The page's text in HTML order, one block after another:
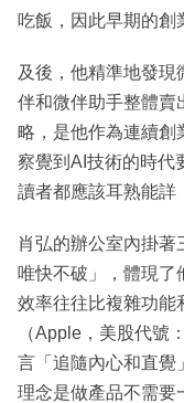
吃飯，因此早期的創
及後，他精準地發現
伴和微伴助手整體賣
略，是他作為連續創
察覺到AI技術的時代
讀者都應該耳熟能詳
肖弘的辦公室內掛著
唯快不破」，體現了
效率往往比複雜功能
（Apple，美股代號
言「追隨內心和直覺
理念是做產品不需要